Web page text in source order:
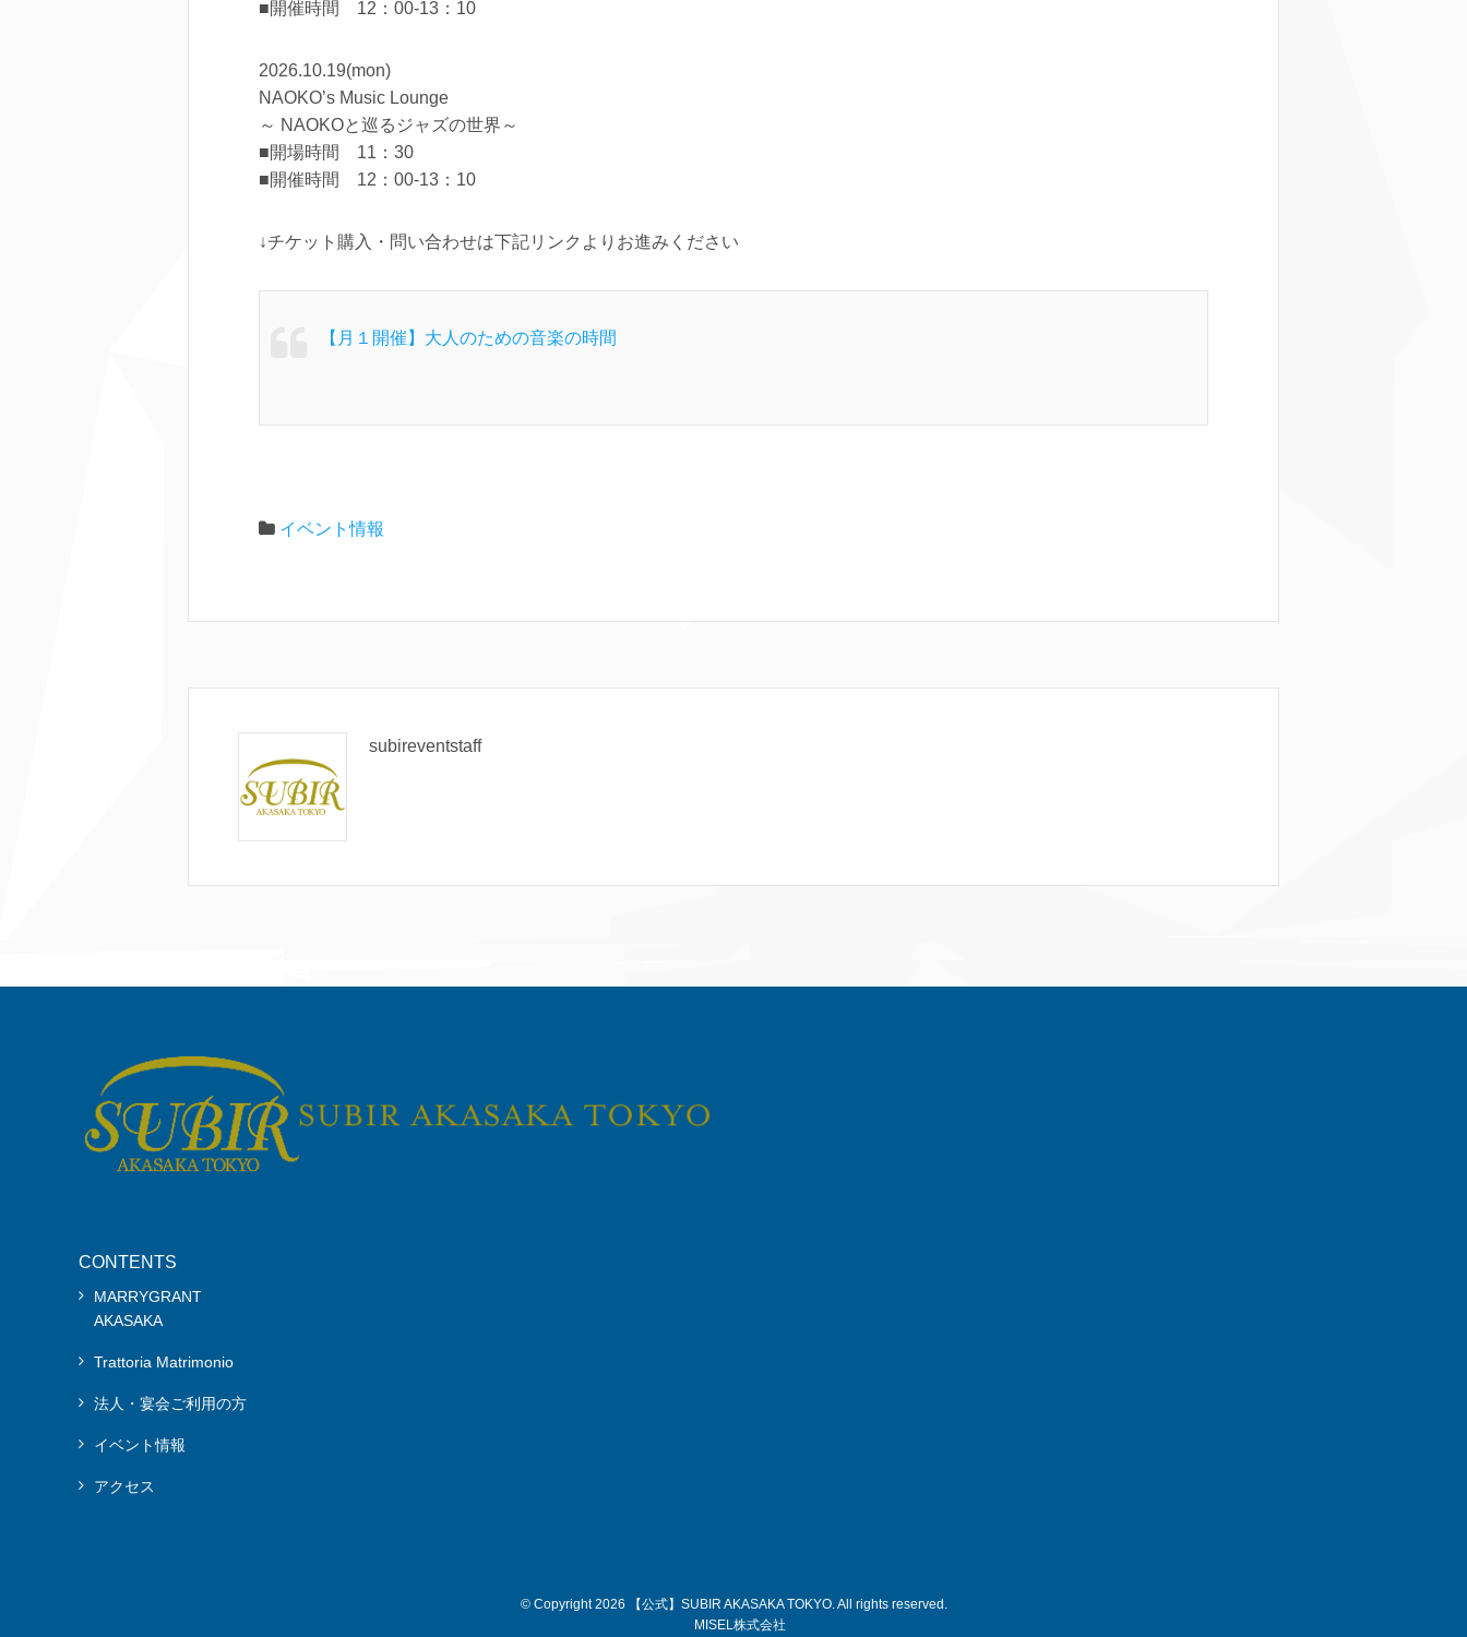
■開催時間 12：00-13：10
2026.10.19(mon)
NAOKO’s Music Lounge
～ NAOKOと巡るジャズの世界～
■開場時間 11：30
■開催時間 12：00-13：10
↓チケット購入・問い合わせは下記リンクよりお進みください
【月１開催】大人のための音楽の時間
イベント情報
subireventstaff
CONTENTS
MARRYGRANT
AKASAKA
Trattoria Matrimonio
法人・宴会ご利用の方
イベント情報
アクセス
© Copyright 2026 【公式】SUBIR AKASAKA TOKYO. All rights reserved.
MISEL株式会社